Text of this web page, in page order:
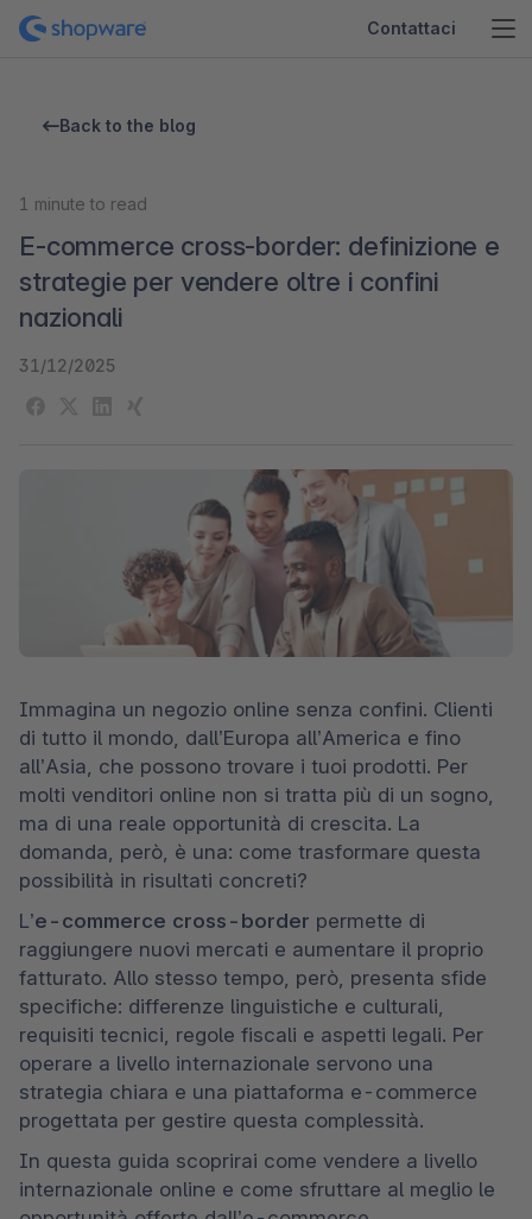
Contattaci
Back to the blog
1 minute to read
E-commerce cross-border: definizione e
strategie per vendere oltre i confini
nazionali
31/12/2025
Immagina un negozio online senza confini. Clienti
di tutto il mondo, dall’Europa all’America e fino
all’Asia, che possono trovare i tuoi prodotti. Per
molti venditori online non si tratta più di un sogno,
ma di una reale opportunità di crescita. La
domanda, però, è una: come trasformare questa
possibilità in risultati concreti?
L’e-commerce cross-border permette di
raggiungere nuovi mercati e aumentare il proprio
fatturato. Allo stesso tempo, però, presenta sfide
specifiche: differenze linguistiche e culturali,
requisiti tecnici, regole fiscali e aspetti legali. Per
operare a livello internazionale servono una
strategia chiara e una piattaforma e-commerce
progettata per gestire questa complessità.
In questa guida scoprirai come vendere a livello
internazionale online e come sfruttare al meglio le